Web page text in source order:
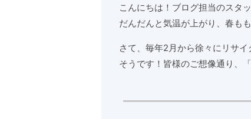
こんにちは！ブログ担当のスタッ
だんだんと気温が上がり、春も
さて、毎年2月から徐々にリサイ
そうです！皆様のご想像通り、